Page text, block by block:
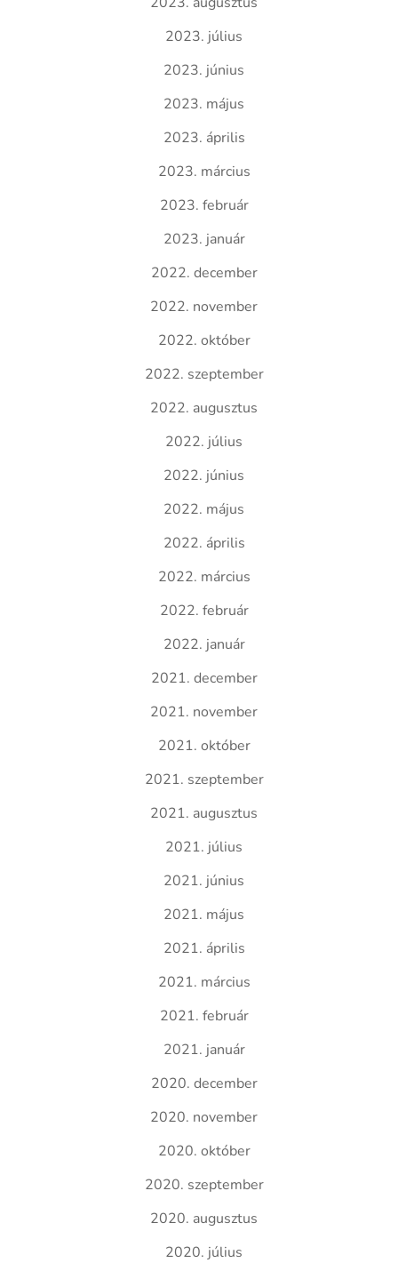
2023. július
2023. június
2023. május
2023. április
2023. március
2023. február
2023. január
2022. december
2022. november
2022. október
2022. szeptember
2022. augusztus
2022. július
2022. június
2022. május
2022. április
2022. március
2022. február
2022. január
2021. december
2021. november
2021. október
2021. szeptember
2021. augusztus
2021. július
2021. június
2021. május
2021. április
2021. március
2021. február
2021. január
2020. december
2020. november
2020. október
2020. szeptember
2020. augusztus
2020. július